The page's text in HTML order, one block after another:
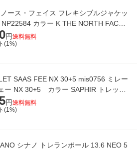
ース・フェイス フレキシブルジャケッ
NP22584 カラー K THE NORTH FACE
円送料無料
(1%)
ミレー
NX 30+5 カラー SAPHIR トレッキ
ング 登山 バッグパック 正規
円送料無料
(1%)
シナノ トレランポール 13.6 NEO 5